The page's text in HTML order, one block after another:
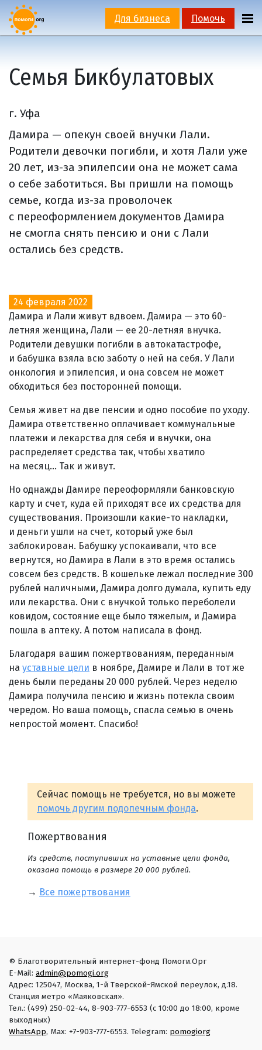
Для бизнеса Помочь
Семья Бикбулатовых
г. Уфа
Дамира — опекун своей внучки Лали.
Родители девочки погибли, и хотя Лали уже
20 лет, из-за эпилепсии она не может сама
о себе заботиться. Вы пришли на помощь
семье, когда из-за проволочек
с переоформлением документов Дамира
не смогла снять пенсию и они с Лали
остались без средств.
24 февраля 2022
Дамира и Лали живут вдвоем. Дамира — это 60-
летняя женщина, Лали — ее 20-летняя внучка.
Родители девушки погибли в автокатастрофе,
и бабушка взяла всю заботу о ней на себя. У Лали
онкология и эпилепсия, и она совсем не может
обходиться без посторонней помощи.
Семья живет на две пенсии и одно пособие по уходу.
Дамира ответственно оплачивает коммунальные
платежи и лекарства для себя и внучки, она
распределяет средства так, чтобы хватило
на месяц... Так и живут.
Но однажды Дамире переоформляли банковскую
карту и счет, куда ей приходят все их средства для
существования. Произошли какие-то накладки,
и деньги ушли на счет, который уже был
заблокирован. Бабушку успокаивали, что все
вернутся, но Дамира в Лали в это время остались
совсем без средств. В кошельке лежал последние 300
рублей наличными, Дамира долго думала, купить еду
или лекарства. Они с внучкой только переболели
ковидом, состояние еще было тяжелым, и Дамира
пошла в аптеку. А потом написала в фонд.
Благодаря вашим пожертвованиям, переданным
на уставные цели в ноябре, Дамире и Лали в тот же
день были переданы 20 000 рублей. Через неделю
Дамира получила пенсию и жизнь потекла своим
чередом. Но ваша помощь, спасла семью в очень
непростой момент. Спасибо!
Сейчас помощь не требуется, но вы можете
помочь другим подопечным фонда.
Пожертвования
Из средств, поступивших на уставные цели фонда,
оказана помощь в размере 20 000 рублей.
→ Все пожертвования
© Благотворительный интернет-фонд Помоги.Орг
E-Mail: admin@pomogi.org
Адрес: 125047, Москва, 1-й Тверской-Ямской переулок, д.18.
Станция метро «Маяковская».
Тел.: (499) 250-02-44, 8-903-777-6553 (с 10:00 до 18:00, кроме
выходных)
WhatsApp, Max: +7-903-777-6553. Telegram: pomogiorg